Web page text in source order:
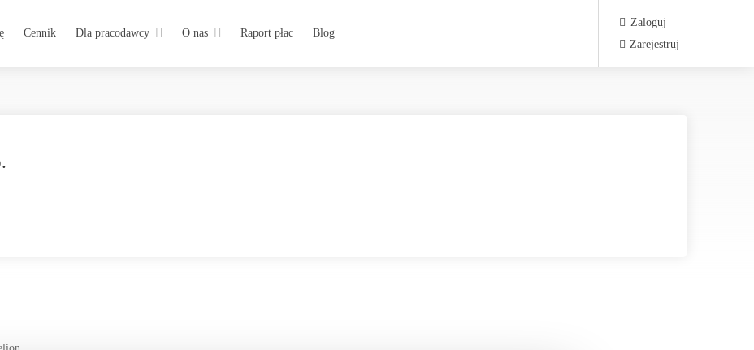
Cennik Dla pracodawcy O nas Raport płac Blog
Zaloguj
Zarejestruj